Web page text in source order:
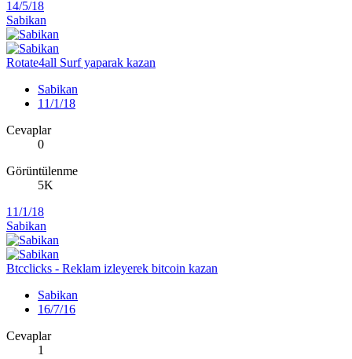
14/5/18
Sabikan
Rotate4all Surf yaparak kazan
Sabikan
11/1/18
Cevaplar
0
Görüntülenme
5K
11/1/18
Sabikan
Btcclicks - Reklam izleyerek bitcoin kazan
Sabikan
16/7/16
Cevaplar
1